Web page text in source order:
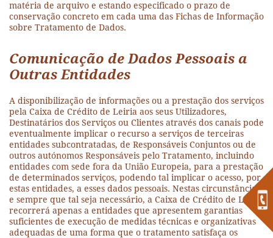
matéria de arquivo e estando especificado o prazo de
conservação concreto em cada uma das Fichas de Informação
sobre Tratamento de Dados.
Comunicação de Dados Pessoais a
Outras Entidades
A disponibilização de informações ou a prestação dos serviços
pela Caixa de Crédito de Leiria aos seus Utilizadores,
Destinatários dos Serviços ou Clientes através dos canais pode
eventualmente implicar o recurso a serviços de terceiras
entidades subcontratadas, de Responsáveis Conjuntos ou de
outros autónomos Responsáveis pelo Tratamento, incluindo
entidades com sede fora da União Europeia, para a prestação
de determinados serviços, podendo tal implicar o acesso, por
estas entidades, a esses dados pessoais. Nestas circunstâncias
e sempre que tal seja necessário, a Caixa de Crédito de Leiria
recorrerá apenas a entidades que apresentem garantias
suficientes de execução de medidas técnicas e organizativas
adequadas de uma forma que o tratamento satisfaça os